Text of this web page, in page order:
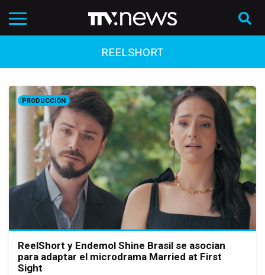
REELSHORT
PRODUCCIÓN
ReelShort y Endemol Shine Brasil se asocian
para adaptar el microdrama Married at First
Sight